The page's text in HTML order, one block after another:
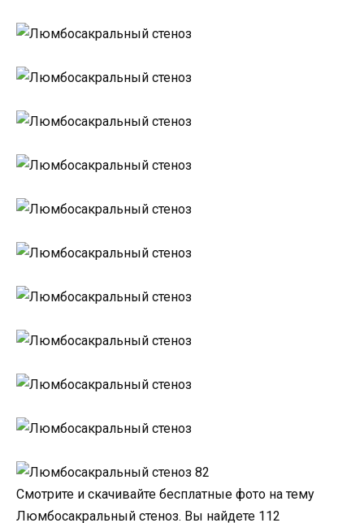
Смотрите и скачивайте бесплатные фото на тему
Люмбосакральный стеноз. Вы найдете 112